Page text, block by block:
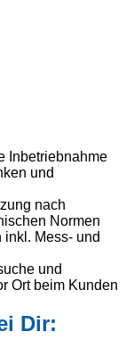
Inbetriebnahme
und
nach
Normen
Mess- und
und
Ort beim Kunden
Dir: